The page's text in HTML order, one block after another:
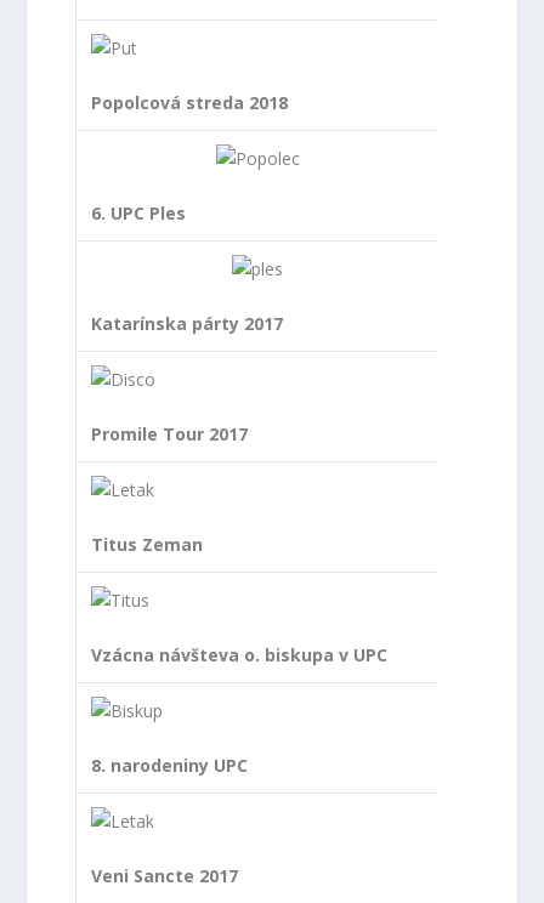
Popolcová streda 2018
6. UPC Ples
Katarínska párty 2017
Promile Tour 2017
Titus Zeman
Vzácna návšteva o. biskupa v UPC
8. narodeniny UPC
Veni Sancte 2017